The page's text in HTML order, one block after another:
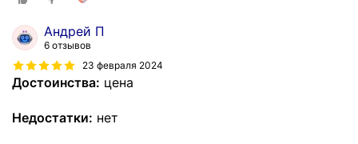
Андрей П
6 отзывов
23 февраля 2024
Достоинства: цена
Недостатки: нет